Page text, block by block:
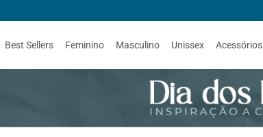
Best Sellers Feminino Masculino Unissex Acessórios